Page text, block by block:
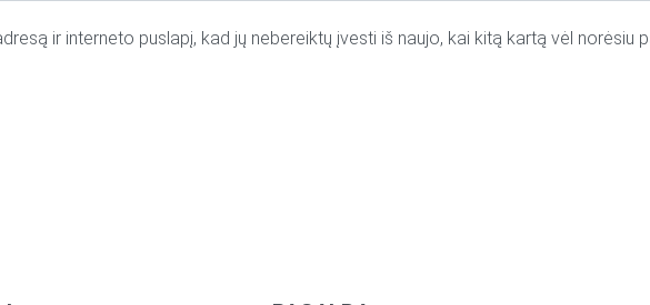
ir interneto puslapį, kad jų nebereiktų įvesti iš naujo, kai kitą kartą vėl norėsiu